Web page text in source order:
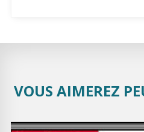
VOUS AIMEREZ